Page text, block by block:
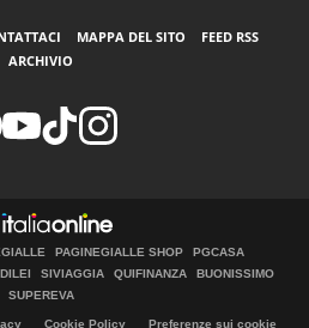
MAPPA DEL SITO
FEED RSS
ARCHIVIO
PAGINEGIALLE SHOP
PGCASA
DILEI SIVIAGGIA QUIFINANZA
BUONISSIMO
SUPEREVA
Cookie Policy Preferenze sui cookie